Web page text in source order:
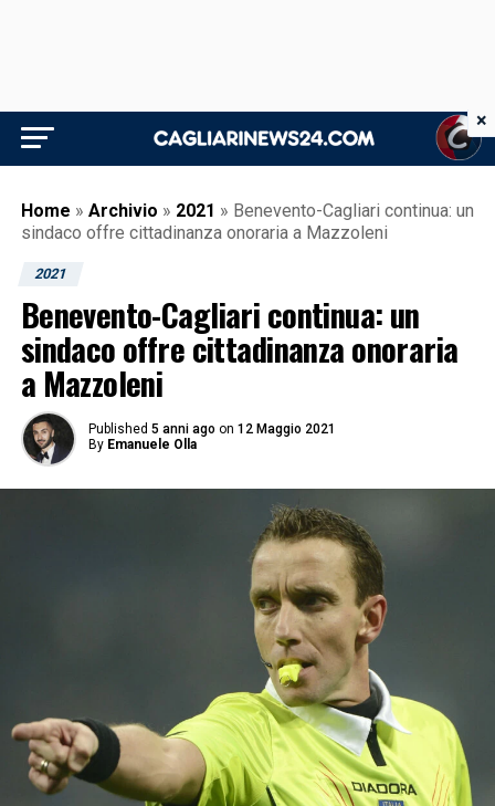
Home » Archivio » 2021 » Benevento-Cagliari continua: un
sindaco offre cittadinanza onoraria a Mazzoleni
2021
Benevento-Cagliari continua: un
sindaco offre cittadinanza onoraria
a Mazzoleni
Published 5 anni ago on 12 Maggio 2021
By Emanuele Olla
×